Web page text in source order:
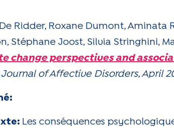
Ridder, Roxane Dumont, Aminata
Stéphane Joost, Silvia Stringhini,
change perspectives and
Journal of Affective Disorders, April
Les conséquences